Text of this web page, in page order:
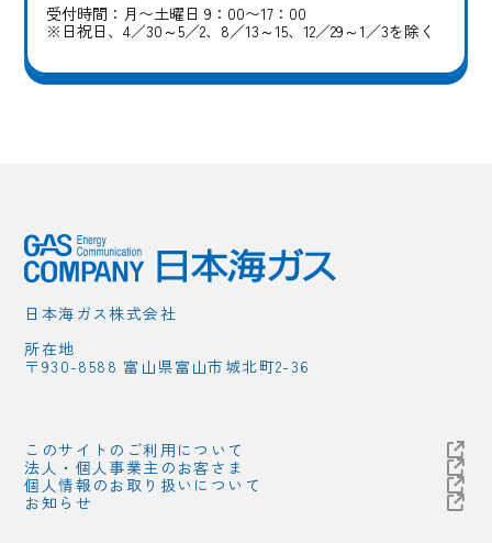
受付時間：月〜土曜日 9：00〜17：00
※日祝日、4／30～5／2、8／13～15、12／29～1／3を除く
日本海ガス株式会社
所在地
〒930-8588 富山県富山市城北町2-36
このサイトのご利用について
法人・個人事業主のお客さま
個人情報のお取り扱いについて
お知らせ